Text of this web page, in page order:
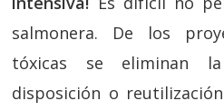
salmonera. De los
tóxicas se eliminan
disposición o